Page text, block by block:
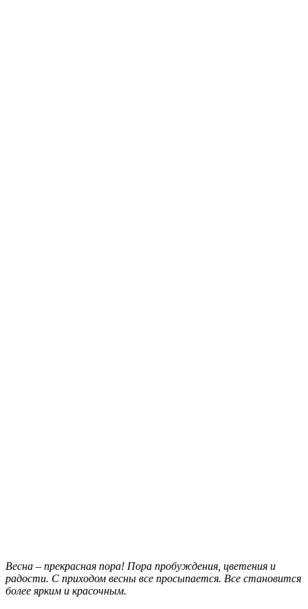
Весна – прекрасная пора! Пора пробуждения, цветения и
радости. С приходом весны все просыпается. Все становится
более ярким и красочным.